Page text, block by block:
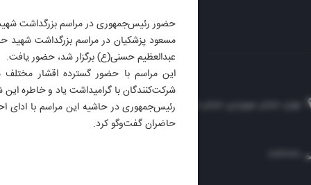
حضور رئیس‌جمهوری در مراسم بزرگداشت
مسعود پزشکیان در مراسم بزرگداشت
عبدالعظیم حسنی(ع) برگزار شد، حضور یافت.
این مراسم با حضور گسترده اقشار
شرکت‌کنندگان با گرامیداشت یاد و خاطره این
رئیس‌جمهوری در حاشیه این مراسم با ادای
حاضران گفت‌وگو کرد.
تهران، خیابان سهروردی، خیابان خرمشهر، نرسیده به مصلی، موسسه فرهنگی-مطبوعاتی ایران